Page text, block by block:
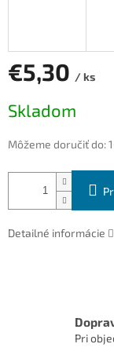
€5,30 / ks
cena:
Skladom
Môžeme doručiť do:
Detailné informácie
Pri